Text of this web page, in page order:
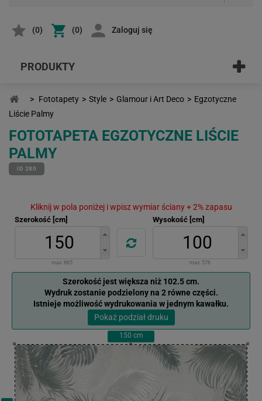
(0) (0) Zaloguj się
PRODUKTY
> Fototapety > Style > Glamour i Art Deco > Egzotyczne
Liście Palmy
FOTOTAPETA EGZOTYCZNE LIŚCIE
PALMY
ID 280
Kliknij w pola poniżej i wpisz wymiar ściany + 2% zapasu
Szerokość [cm]
max: 865
Wysokość [cm]
max: 576
Szerokość jest większa niż 102.5 cm.
Wydruk zostanie podzielony na 2 równe części.
Istnieje możliwość wydrukowania w jednym kawałku.
Pokaż podział druku
150 cm